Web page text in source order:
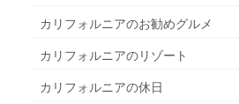
カリフォルニアのお勧めグルメ
カリフォルニアのリゾート
カリフォルニアの休日